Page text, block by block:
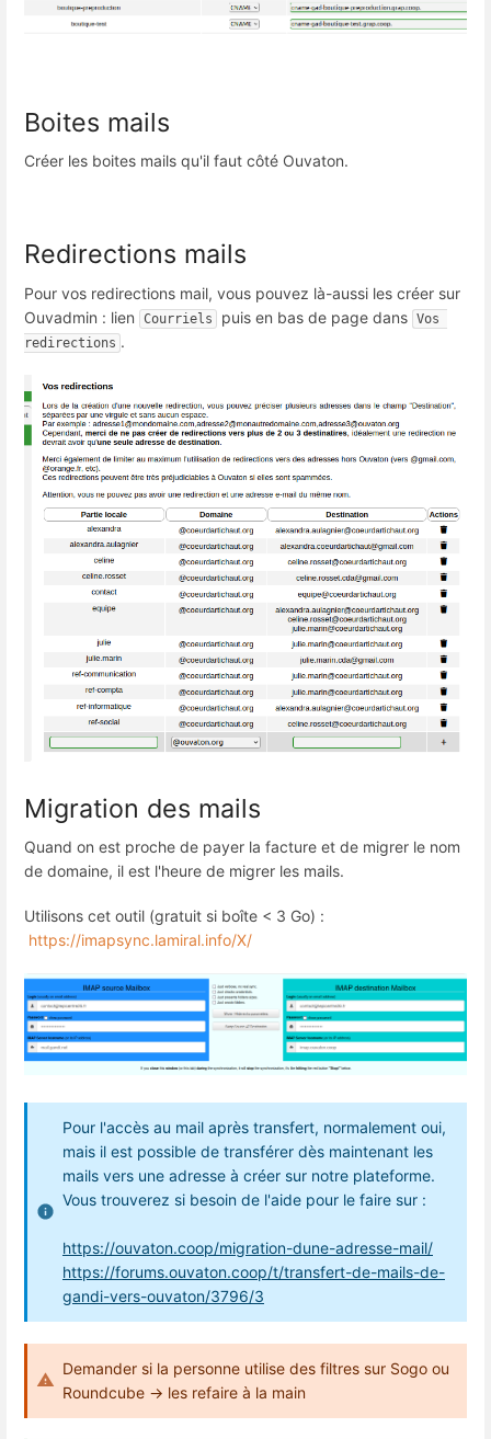
Boites mails
Créer les boites mails qu'il faut côté Ouvaton.
Redirections mails
Pour vos redirections mail, vous pouvez là-aussi les créer sur
Ouvadmin : lien
Courriels puis en bas de page dans Vos
redirections .
Migration des mails
Quand on est proche de payer la facture et de migrer le nom
de domaine, il est l'heure de migrer les mails.
Utilisons cet outil (gratuit si boîte < 3 Go) :
https://imapsync.lamiral.info/X/
Pour l'accès au mail après transfert, normalement oui,
mais il est possible de transférer dès maintenant les
mails vers une adresse à créer sur notre plateforme.
Vous trouverez si besoin de l'aide pour le faire sur :
https://ouvaton.coop/migration-dune-adresse-mail/
https://forums.ouvaton.coop/t/transfert-de-mails-de-
gandi-vers-ouvaton/3796/3
Demander si la personne utilise des filtres sur Sogo ou
Roundcube → les refaire à la main